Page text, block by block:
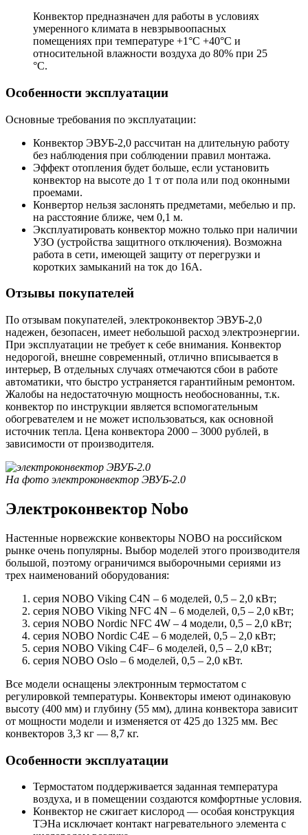
Конвектор предназначен для работы в условиях
умеренного климата в невзрывоопасных
помещениях при температуре +1°С +40°С и
относительной влажности воздуха до 80% при 25
°С.
Особенности эксплуатации
Основные требования по эксплуатации:
Конвектор ЭВУБ-2,0 рассчитан на длительную работу
без наблюдения при соблюдении правил монтажа.
Эффект отопления будет больше, если установить
конвектор на высоте до 1 т от пола или под оконными
проемами.
Конвертор нельзя заслонять предметами, мебелью и пр.
на расстояние ближе, чем 0,1 м.
Эксплуатировать конвектор можно только при наличии
УЗО (устройства защитного отключения). Возможна
работа в сети, имеющей защиту от перегрузки и
коротких замыканий на ток до 16А.
Отзывы покупателей
По отзывам покупателей, электроконвектор ЭВУБ-2,0
надежен, безопасен, имеет небольшой расход электроэнергии.
При эксплуатации не требует к себе внимания. Конвектор
недорогой, внешне современный, отлично вписывается в
интерьер, В отдельных случаях отмечаются сбои в работе
автоматики, что быстро устраняется гарантийным ремонтом.
Жалобы на недостаточную мощность необоснованны, т.к.
конвектор по инструкции является вспомогательным
обогревателем и не может использоваться, как основной
источник тепла. Цена конвектора 2000 – 3000 рублей, в
зависимости от производителя.
На фото электроконвектор ЭВУБ-2.0
Электроконвектор Nobo
Настенные норвежские конвекторы NOBO на российском
рынке очень популярны. Выбор моделей этого производителя
большой, поэтому ограничимся выборочными сериями из
трех наименований оборудования:
серия NOBO Viking C4N – 6 моделей, 0,5 – 2,0 кВт;
серия NOBO Viking NFC 4N – 6 моделей, 0,5 – 2,0 кВт;
серия NOBO Nordic NFС 4W – 4 модели, 0,5 – 2,0 кВт;
серия NOBO Nordic C4E – 6 моделей, 0,5 – 2,0 кВт;
серия NOBO Viking C4F– 6 моделей, 0,5 – 2,0 кВт;
серия NOBO Oslo – 6 моделей, 0,5 – 2,0 кВт.
Все модели оснащены электронным термостатом с
регулировкой температуры. Конвекторы имеют одинаковую
высоту (400 мм) и глубину (55 мм), длина конвектора зависит
от мощности модели и изменяется от 425 до 1325 мм. Вес
конвекторов 3,3 кг — 8,7 кг.
Особенности эксплуатации
Термостатом поддерживается заданная температура
воздуха, и в помещении создаются комфортные условия.
Конвектор не сжигает кислород — особая конструкция
ТЭНа исключает контакт нагревательного элемента с